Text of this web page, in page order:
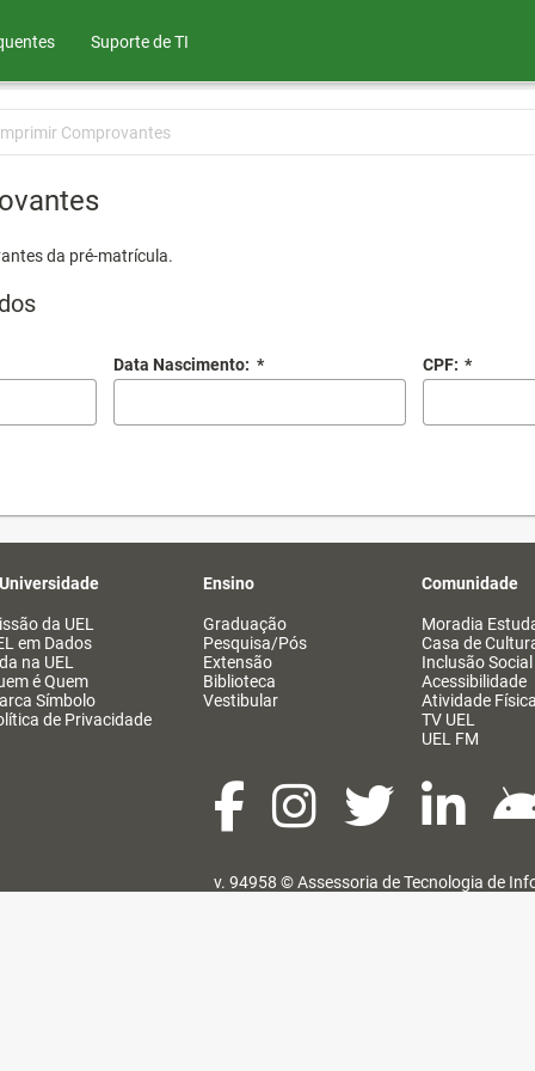
Suporte de TI
Comprovantes
da pré-matrícula.
Data Nascimento: * CPF: *
da UEL
em Dados
na UEL
é Quem
Símbolo
de Privacidade
Ensino
Graduação
Pesquisa/Pós
Extensão
Biblioteca
Vestibular
Comunidade
Moradia
Casa de
Inclusão Social
Acessibilidade
Atividade
TV UEL
UEL FM
v. 94958 ©Assessoria de Tecnologia de